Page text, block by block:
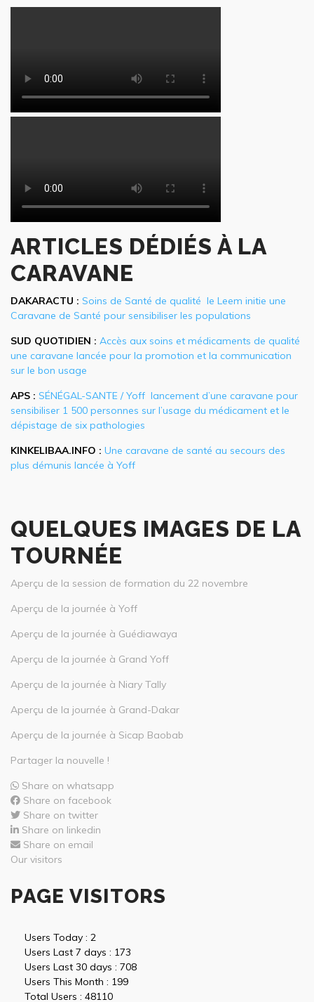
ARTICLES DÉDIÉS À LA
CARAVANE
DAKARACTU : Soins de Santé de qualité le Leem initie une
Caravane de Santé pour sensibiliser les populations
SUD QUOTIDIEN : Accès aux soins et médicaments de qualité
une caravane lancée pour la promotion et la communication
sur le bon usage
APS : SÉNÉGAL-SANTE / Yoff lancement d’une caravane pour
sensibiliser 1 500 personnes sur l’usage du médicament et le
dépistage de six pathologies
KINKELIBAA.INFO : Une caravane de santé au secours des
plus démunis lancée à Yoff
QUELQUES IMAGES DE LA
TOURNÉE
Aperçu de la session de formation du 22 novembre
Aperçu de la journée à Yoff
Aperçu de la journée à Guédiawaya
Aperçu de la journée à Grand Yoff
Aperçu de la journée à Niary Tally
Aperçu de la journée à Grand-Dakar
Aperçu de la journée à Sicap Baobab
Partager la nouvelle !
Share on whatsapp
Share on facebook
Share on twitter
Share on linkedin
Share on email
Our visitors
PAGE VISITORS
Users Today : 2
Users Last 7 days : 173
Users Last 30 days : 708
Users This Month : 199
Total Users : 48110